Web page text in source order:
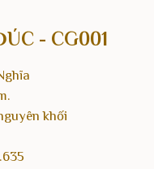
- CG001
khối